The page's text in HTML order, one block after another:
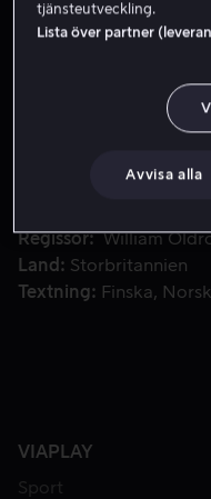
Det är 1800-tal i
Det är 1800-tal i
isolerad från
påtvingade ensamhet.
Medverkande
Regissör
William
Land
Storbritannien
Textning
Finska
VIAPLAY
Sport
tjänsteutveckling.
Lista över partner
Avvisa alla